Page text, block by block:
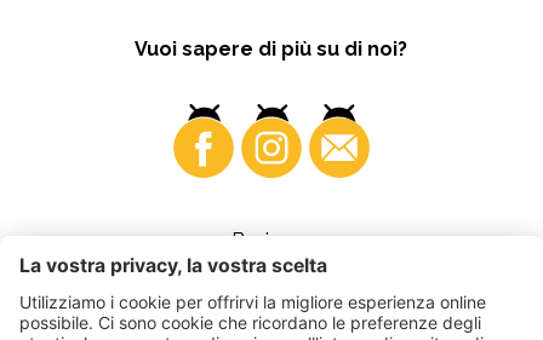
Vuoi sapere di più su di noi?
Business